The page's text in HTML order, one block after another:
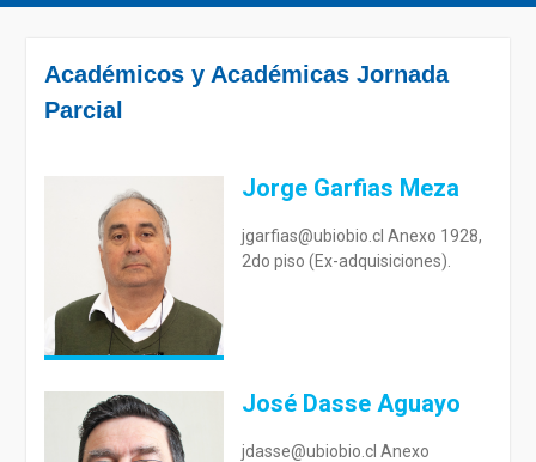
Académicos y Académicas Jornada
Parcial
Jorge Garfias Meza
jgarfias@ubiobio.cl Anexo 1928,
2do piso (Ex-adquisiciones).
José Dasse Aguayo
jdasse@ubiobio.cl Anexo